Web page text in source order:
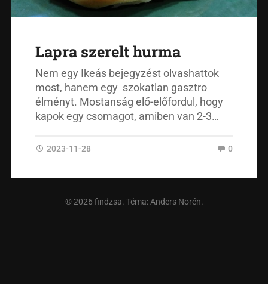
Lapra szerelt hurma
Nem egy Ikeás bejegyzést olvashattok
most, hanem egy szokatlan gasztro
élményt. Mostanság elő-előfordul, hogy
kapok egy csomagot, amiben van 2-3…
2023-11-28 0
© 2026 findzsa. Téma:Anders Norén.